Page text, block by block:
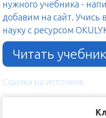
нужного учебника -
добавим на сайт. Учись
науку с ресурсом
Читать
Ссылка на источник